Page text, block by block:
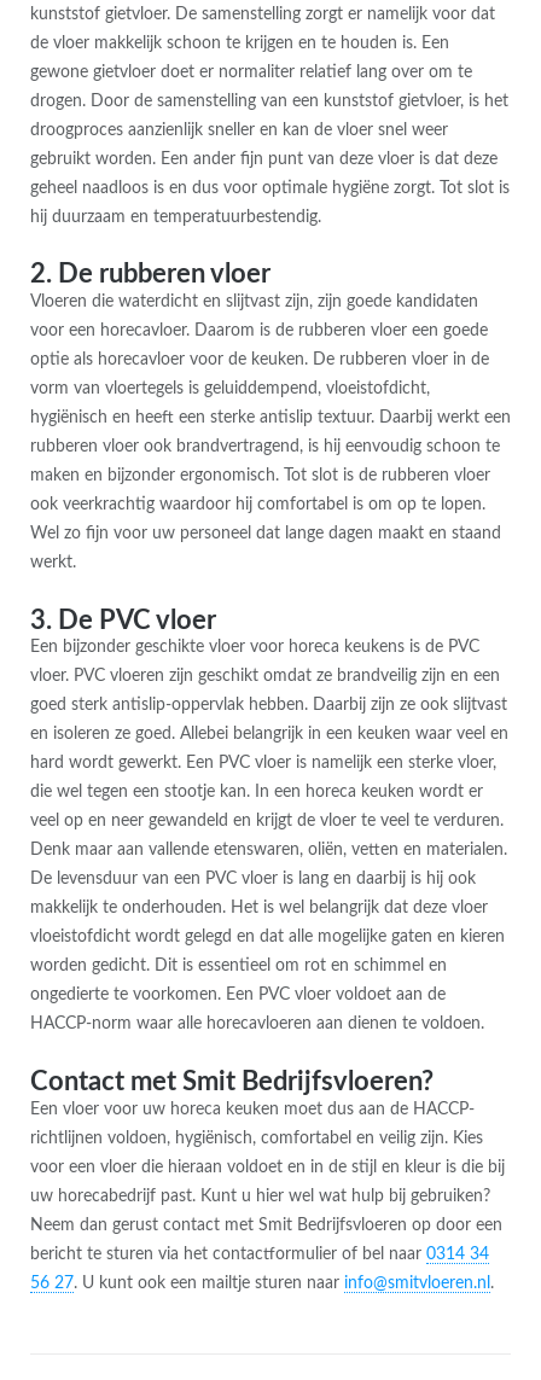
kunststof gietvloer. De samenstelling zorgt er namelijk voor dat
de vloer makkelijk schoon te krijgen en te houden is. Een
gewone gietvloer doet er normaliter relatief lang over om te
drogen. Door de samenstelling van een kunststof gietvloer, is het
droogproces aanzienlijk sneller en kan de vloer snel weer
gebruikt worden. Een ander fijn punt van deze vloer is dat deze
geheel naadloos is en dus voor optimale hygiëne zorgt. Tot slot is
hij duurzaam en temperatuurbestendig.
2. De rubberen vloer
Vloeren die waterdicht en slijtvast zijn, zijn goede kandidaten
voor een horecavloer. Daarom is de rubberen vloer een goede
optie als horecavloer voor de keuken. De rubberen vloer in de
vorm van vloertegels is geluiddempend, vloeistofdicht,
hygiënisch en heeft een sterke antislip textuur. Daarbij werkt een
rubberen vloer ook brandvertragend, is hij eenvoudig schoon te
maken en bijzonder ergonomisch. Tot slot is de rubberen vloer
ook veerkrachtig waardoor hij comfortabel is om op te lopen.
Wel zo fijn voor uw personeel dat lange dagen maakt en staand
werkt.
3. De PVC vloer
Een bijzonder geschikte vloer voor horeca keukens is de PVC
vloer. PVC vloeren zijn geschikt omdat ze brandveilig zijn en een
goed sterk antislip-oppervlak hebben. Daarbij zijn ze ook slijtvast
en isoleren ze goed. Allebei belangrijk in een keuken waar veel en
hard wordt gewerkt. Een PVC vloer is namelijk een sterke vloer,
die wel tegen een stootje kan. In een horeca keuken wordt er
veel op en neer gewandeld en krijgt de vloer te veel te verduren.
Denk maar aan vallende etenswaren, oliën, vetten en materialen.
De levensduur van een PVC vloer is lang en daarbij is hij ook
makkelijk te onderhouden. Het is wel belangrijk dat deze vloer
vloeistofdicht wordt gelegd en dat alle mogelijke gaten en kieren
worden gedicht. Dit is essentieel om rot en schimmel en
ongedierte te voorkomen. Een PVC vloer voldoet aan de
HACCP-norm waar alle horecavloeren aan dienen te voldoen.
Contact met Smit Bedrijfsvloeren?
Een vloer voor uw horeca keuken moet dus aan de HACCP-
richtlijnen voldoen, hygiënisch, comfortabel en veilig zijn. Kies
voor een vloer die hieraan voldoet en in de stijl en kleur is die bij
uw horecabedrijf past. Kunt u hier wel wat hulp bij gebruiken?
Neem dan gerust contact met Smit Bedrijfsvloeren op door een
bericht te sturen via het contactformulier of bel naar 0314 34
56 27. U kunt ook een mailtje sturen naar info@smitvloeren.nl .